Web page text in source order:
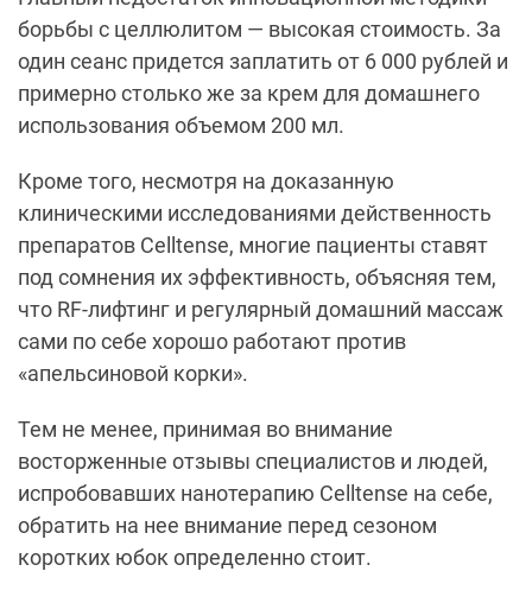
борьбы с целлюлитом — высокая стоимость. За
один сеанс придется заплатить от 6 000 рублей и
примерно столько же за крем для домашнего
использования объемом 200 мл.
Кроме того, несмотря на доказанную
клиническими исследованиями действенность
препаратов Celltense, многие пациенты ставят
под сомнения их эффективность, объясняя тем,
что RF-лифтинг и регулярный домашний массаж
сами по себе хорошо работают против
«апельсиновой корки».
Тем не менее, принимая во внимание
восторженные отзывы специалистов и людей,
испробовавших нанотерапию Celltense на себе,
обратить на нее внимание перед сезоном
коротких юбок определенно стоит.